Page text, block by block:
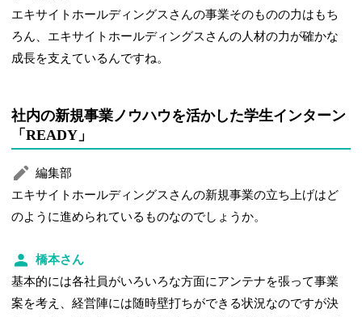
エキサイトホールディングスさんの事業そのものの力はもち
ろん、エキサイトホールディングスさんの人材の力が確かな
成長を支えているんですね。
社内の新規事業ノウハウを活かした学生インターン
「READY」
編集部
エキサイトホールディングスさんの新規事業の立ち上げはど
のように進められているものなのでしょうか。
橋本さん
基本的には各社員がいろいろな方面にアンテナを張って事業
案を考え、経営陣には随時壁打ちができる状況なのですが決